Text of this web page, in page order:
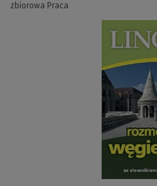
zbiorowa Praca